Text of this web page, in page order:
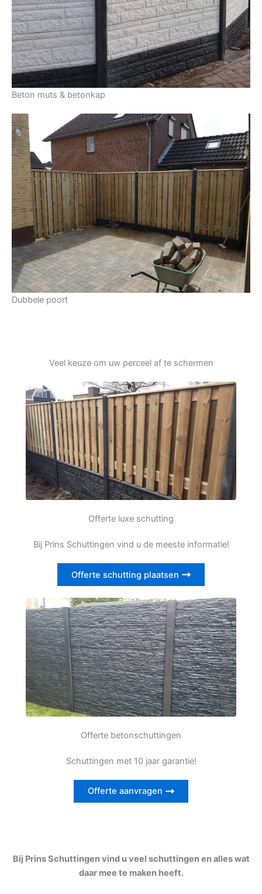
Beton muts & betonkap
Dubbele poort
Veel keuze om uw perceel af te schermen
Offerte luxe schutting
Bij Prins Schuttingen vind u de meeste informatie!
Offerte schutting plaatsen
Offerte betonschuttingen
Schuttingen met 10 jaar garantie!
Offerte aanvragen
Bij Prins Schuttingen vind u veel schuttingen en alles wat
daar mee te maken heeft.